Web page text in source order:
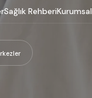
Sağlık RehberiKurumsal